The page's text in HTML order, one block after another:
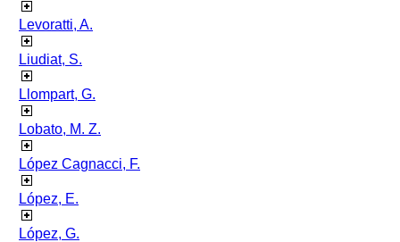
Levoratti, A.
Liudiat, S.
Llompart, G.
Lobato, M. Z.
López Cagnacci, F.
López, E.
López, G.